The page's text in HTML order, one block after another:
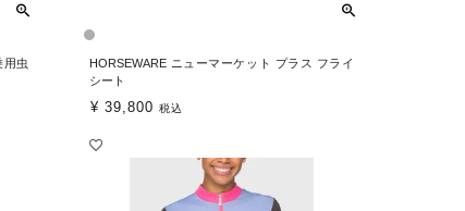
用虫
HORSEWARE ニューマーケット プラス フライ
シート
¥ 39,800 税込